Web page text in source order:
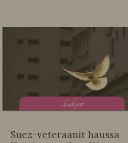
Lukijat
Suez-veteraanit haussa